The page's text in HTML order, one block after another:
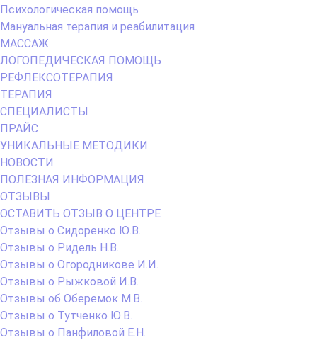
Психологическая помощь
Мануальная терапия и реабилитация
МАССАЖ
ЛОГОПЕДИЧЕСКАЯ ПОМОЩЬ
РЕФЛЕКСОТЕРАПИЯ
ТЕРАПИЯ
СПЕЦИАЛИСТЫ
ПРАЙС
УНИКАЛЬНЫЕ МЕТОДИКИ
НОВОСТИ
ПОЛЕЗНАЯ ИНФОРМАЦИЯ
ОТЗЫВЫ
ОСТАВИТЬ ОТЗЫВ О ЦЕНТРЕ
Отзывы о Сидоренко Ю.В.
Отзывы о Ридель Н.В.
Отзывы о Огородникове И.И.
Отзывы о Рыжковой И.В.
Отзывы об Оберемок М.В.
Отзывы о Тутченко Ю.В.
Отзывы о Панфиловой Е.Н.